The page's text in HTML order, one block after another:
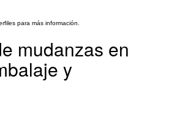
para más información.
mudanzas en
y